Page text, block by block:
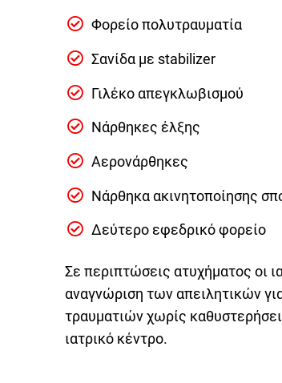
Φορείο πολυτραυματία
Σανίδα με stabilizer
Γιλέκο απεγκλωβισμού
Νάρθηκες έλξης
Αερονάρθηκες
Νάρθηκα ακινητοποίησης
Δεύτερο εφεδρικό φορείο
Σε περιπτώσεις ατυχήματος οι
αναγνώριση των απειλητικών
τραυματιών χωρίς
ιατρικό κέντρο.